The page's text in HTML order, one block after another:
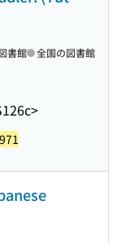
書館 全国の図書館